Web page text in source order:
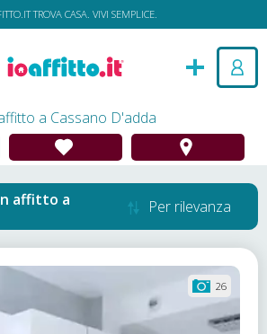
TROVA CASA. VIVI SEMPLICE.
a Cassano D'adda
affitto a Per rilevanza
26